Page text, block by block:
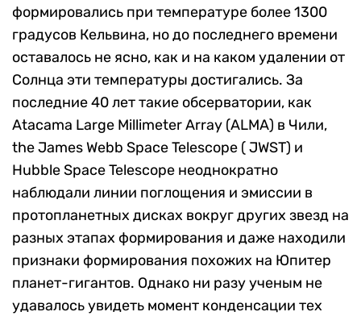
формировались при температуре более 1300
градусов Кельвина, но до последнего времени
оставалось не ясно, как и на каком удалении от
Солнца эти температуры достигались. За
последние 40 лет такие обсерватории, как
Atacama Large Millimeter Array (ALMA) в Чили,
the James Webb Space Telescope ( JWST) и
Hubble Space Telescope неоднократно
наблюдали линии поглощения и эмиссии в
протопланетных дисках вокруг других звезд на
разных этапах формирования и даже находили
признаки формирования похожих на Юпитер
планет-гигантов. Однако ни разу ученым не
удавалось увидеть момент конденсации тех